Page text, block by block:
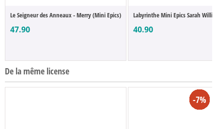
Le Seigneur des Anneaux - Merry (Mini Epics)
47.90
Labyrinthe Mini Epics Sarah
40.90
De la même license
-12%
-4%
-4%
-7%
-12%
-8%
-8%
-8%
-12%
-12%
-8%
-2%
-2%
-15%
-6%
-7%